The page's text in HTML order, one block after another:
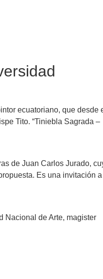
ecuatoriano, que desde
Tito. “Tiniebla Sagrada –
de Juan Carlos Jurado,
Es una invitación
Nacional de Arte, magister